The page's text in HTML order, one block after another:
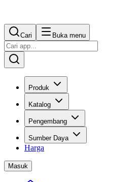
Cari Buka menu
Produk
Katalog
Pengembang
Sumber Daya
Harga
Masuk